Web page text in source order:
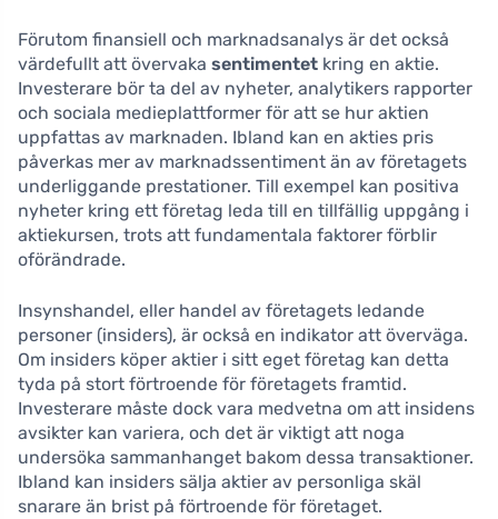
Förutom finansiell och marknadsanalys är det också
värdefullt att övervaka sentimentet kring en aktie.
Investerare bör ta del av nyheter, analytikers rapporter
och sociala medieplattformer för att se hur aktien
uppfattas av marknaden. Ibland kan en akties pris
påverkas mer av marknadssentiment än av företagets
underliggande prestationer. Till exempel kan positiva
nyheter kring ett företag leda till en tillfällig uppgång i
aktiekursen, trots att fundamentala faktorer förblir
oförändrade.
Insynshandel, eller handel av företagets ledande
personer (insiders), är också en indikator att överväga.
Om insiders köper aktier i sitt eget företag kan detta
tyda på stort förtroende för företagets framtid.
Investerare måste dock vara medvetna om att insidens
avsikter kan variera, och det är viktigt att noga
undersöka sammanhanget bakom dessa transaktioner.
Ibland kan insiders sälja aktier av personliga skäl
snarare än brist på förtroende för företaget.